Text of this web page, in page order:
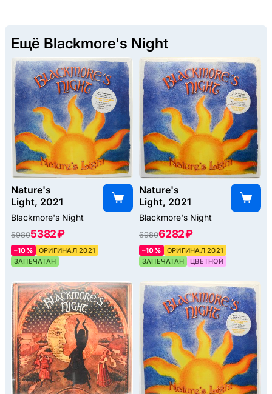
Ещё Blackmore's Night
Nature's
Light, 2021
Blackmore's Night
59805382 ₽
–10%
ОРИГИНАЛ 2021
ЗАПЕЧАТАН
Nature's
Light, 2021
Blackmore's Night
69806282 ₽
–10%
ОРИГИНАЛ 2021
ЗАПЕЧАТАН
ЦВЕТНОЙ